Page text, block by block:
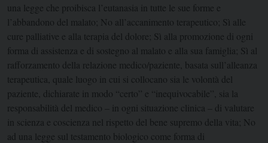
una legge che proibisca l’eutanasia in tutte le sue forme e
l’abbandono del malato; No all’accanimento terapeutico; Sì alle
cure palliative e alla terapia del dolore; Sì alla promozione di ogni
forma di assistenza e di sostegno al malato e alla sua famiglia; Sì al
rafforzamento della relazione medico/paziente, basata sull’alleanza
terapeutica, quale luogo in cui si collocano sia le volontà del
paziente, dichiarate in modo “certo” e “inequivocabile”, sia la
responsabilità del medico – in ogni situazione clinica – di valutare
in scienza e coscienza nel rispetto del bene supremo della vita; No
ad una legge sul testamento biologico come forma di